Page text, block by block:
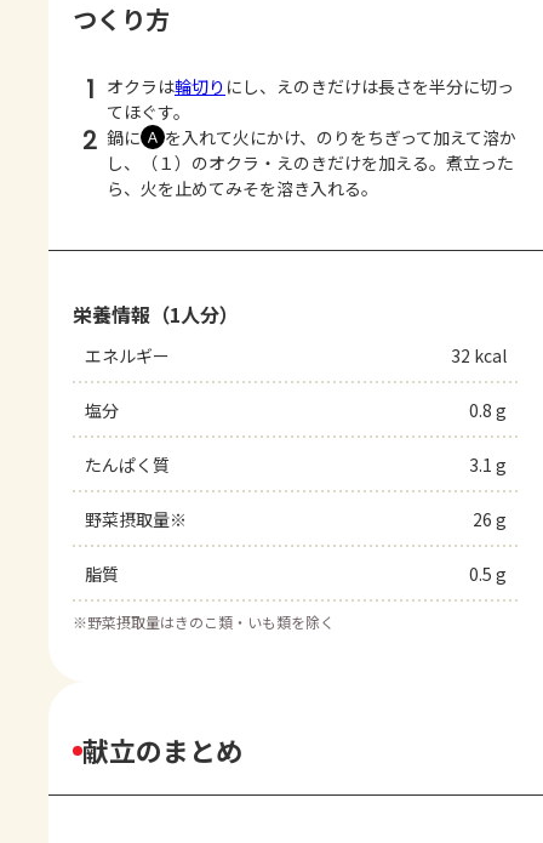
つくり方
1 オクラは輪切り にし、えのきだけは長さを半分に切っ
てほぐす。
2 鍋に Ａ を入れて火にかけ、のりをちぎって加えて溶か
し、（１）のオクラ・えのきだけを加える。煮立った
ら、火を止めてみそを溶き入れる。
栄養情報（1人分）
エネルギー 32 kcal
塩分 0.8 g
たんぱく質 3.1 g
野菜摂取量※ 26 g
脂質 0.5 g
※野菜摂取量はきのこ類・いも類を除く
献立のまとめ